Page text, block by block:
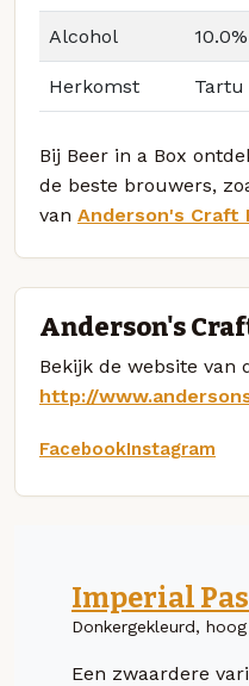
Alcohol 10.0%
Herkomst Tartu
Bij Beer in a Box
de beste brouwers,
van Anderson's Craft
Anderson's
Bekijk de website van
http://
FacebookInstagram
Imperial
Donkergekleurd,
Een zwaardere